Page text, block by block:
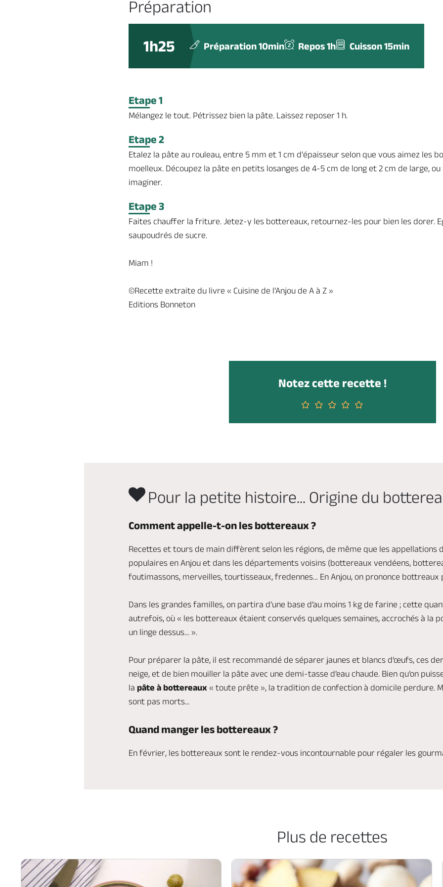
Préparation
1h25 Préparation 10min Repos 1h Cuisson 15min
Etape 1
Mélangez le tout. Pétrissez bien la pâte. Laissez reposer 1 h.
Etape 2
Etalez la pâte au rouleau, entre 5 mm et 1 cm d'épaisseur selon que vous aimez les
moelleux. Découpez la pâte en petits losanges de 4-5 cm de long et 2 cm de large,
imaginer.
Etape 3
Faites chauffer la friture. Jetez-y les bottereaux, retournez-les pour bien les dorer.
saupoudrés de sucre.
Miam !
©Recette extraite du livre « Cuisine de l’Anjou de A à Z »
Editions Bonneton
Pour la petite histoire... Origine du
Comment appelle-t-on les bottereaux ?
Recettes et tours de main diffèrent selon les régions, de même que les appellations
populaires en Anjou et dans les départements voisins (bottereaux vendéens,
foutimassons, merveilles, tourtisseaux, fredennes… En Anjou, on prononce
Dans les grandes familles, on partira d’une base d’au moins 1 kg de farine ; cette
autrefois, où « les bottereaux étaient conservés quelques semaines, accrochés à la
un linge dessus… ».
Pour préparer la pâte, il est recommandé de séparer jaunes et blancs d’œufs, ces
neige, et de bien mouiller la pâte avec une demi-tasse d’eau chaude. Bien qu’on
la pâte à bottereaux « toute prête », la tradition de confection à domicile perdure.
sont pas morts...
Quand manger les bottereaux ?
En février, les bottereaux sont le rendez-vous incontournable pour régaler les
Plus de recettes